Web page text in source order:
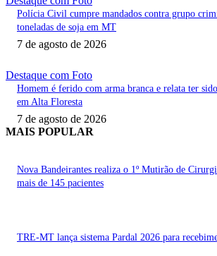
Polícia Civil cumpre mandados contra grupo
toneladas de soja em MT
7 de agosto de 2026
Destaque com Foto
Homem é ferido com arma branca e relata ter
em Alta Floresta
7 de agosto de 2026
MAIS POPULAR
Nova Bandeirantes realiza o 1º Mutirão de
mais de 145 pacientes
TRE-MT lança sistema Pardal 2026 para